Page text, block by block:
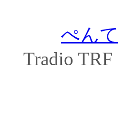
ぺん
Tradio TRF